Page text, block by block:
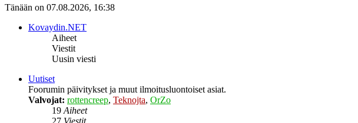
Tänään on 07.08.2026, 16:38
Kovaydin.NET
Aiheet
Viestit
Uusin viesti
Uutiset
Foorumin päivitykset ja muut ilmoitusluontoiset asiat.
Valvojat: rottencreep, Teknojta, OrZo
19Aiheet